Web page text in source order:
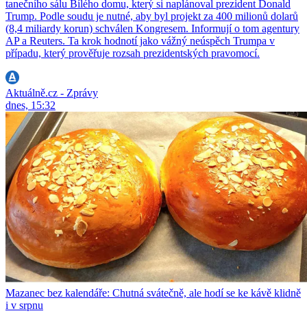
tanečního sálu Bílého domu, který si naplánoval prezident Donald
Trump. Podle soudu je nutné, aby byl projekt za 400 milionů dolarů
(8,4 miliardy korun) schválen Kongresem. Informují o tom agentury
AP a Reuters. Ta krok hodnotí jako vážný neúspěch Trumpa v
případu, který prověřuje rozsah prezidentských pravomocí.
Aktuálně.cz - Zprávy
dnes, 15:32
Mazanec bez kalendáře: Chutná svátečně, ale hodí se ke kávě klidně
i v srpnu